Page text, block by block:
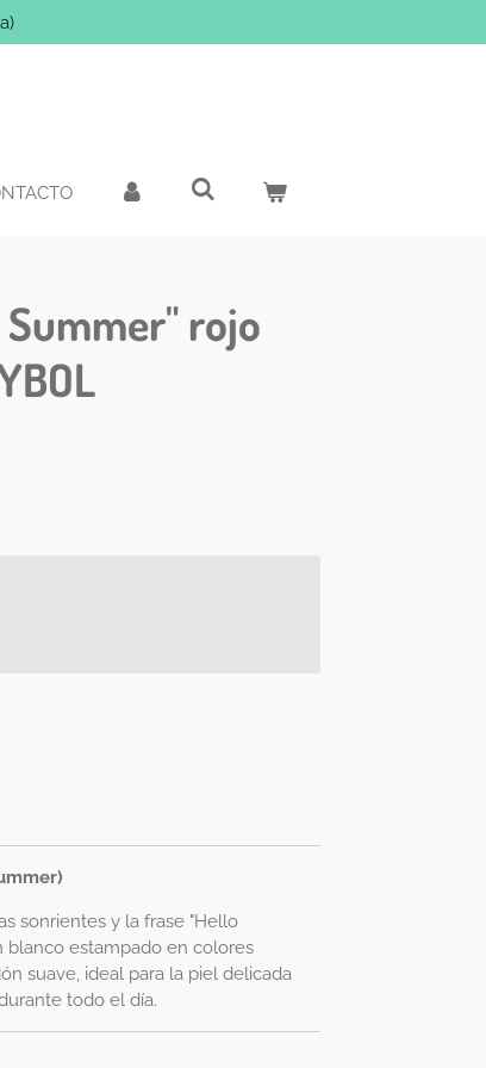
rojo
sonrientes y la frase "Hello
blanco estampado en colores
suave, ideal para la piel delicada
todo el día.